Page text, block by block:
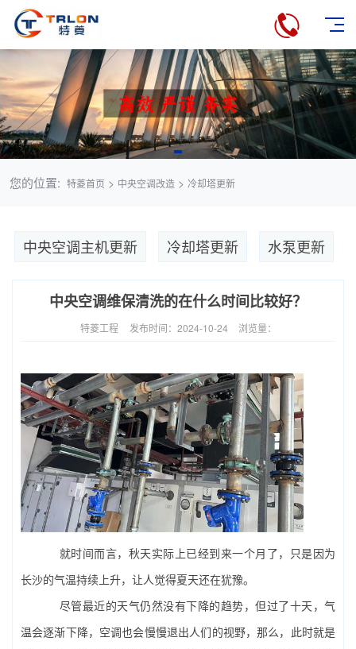
您的位置: 特菱首页 > 中央空调改造> 冷却塔更新
中央空调主机更新 冷却塔更新 水泵更新
中央空调维保清洗的在什么时间比较好？
特菱工程 发布时间：2024-10-24 浏览量：
就时间而言，秋天实际上已经到来一个月了，只是因为
长沙的气温持续上升，让人觉得夏天还在犹豫。
尽管最近的天气仍然没有下降的趋势，但过了十天，气
温会逐渐下降，空调也会慢慢退出人们的视野，那么，此时就是